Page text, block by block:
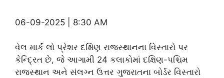
06-09-2025 | 8:30 AM
વેલ માર્ક લો પ્રેશર દક્ષિણ રાજસ્થાનના વિસ્તારો પર
કેન્દ્રિત છે, જે આગામી 24 કલાકોમાં દક્ષિણ-પશ્ચિમ
રાજસ્થાન અને સંલગ્ન ઉત્તર ગુજરાતના બોર્ડર વિસ્તારો